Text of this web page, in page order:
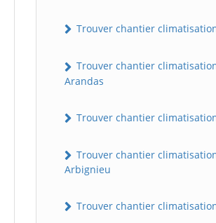
Trouver chantier
Trouver chantier
Arandas
Trouver chantier
Trouver chantier
Arbignieu
Trouver chantier